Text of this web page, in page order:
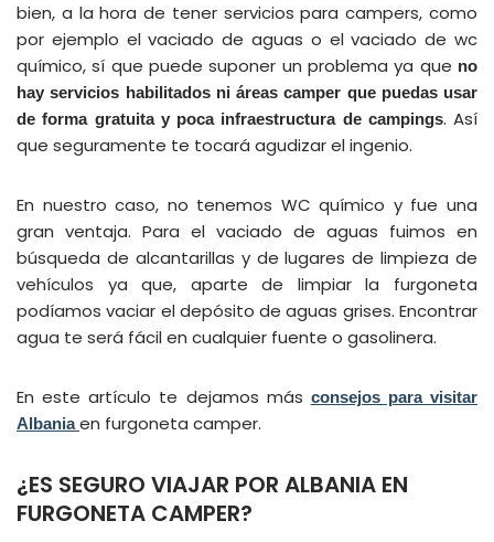
bien, a la hora de tener servicios para campers, como
por ejemplo el vaciado de aguas o el vaciado de wc
químico, sí que puede suponer un problema ya que no
hay servicios habilitados ni áreas camper que puedas usar
de forma gratuita y poca infraestructura de campings. Así
que seguramente te tocará agudizar el ingenio.
En nuestro caso, no tenemos WC químico y fue una
gran ventaja. Para el vaciado de aguas fuimos en
búsqueda de alcantarillas y de lugares de limpieza de
vehículos ya que, aparte de limpiar la furgoneta
podíamos vaciar el depósito de aguas grises. Encontrar
agua te será fácil en cualquier fuente o gasolinera.
En este artículo te dejamos más consejos para visitar
Albaniaen furgoneta camper.
¿ES SEGURO VIAJAR POR ALBANIA EN
FURGONETA CAMPER?